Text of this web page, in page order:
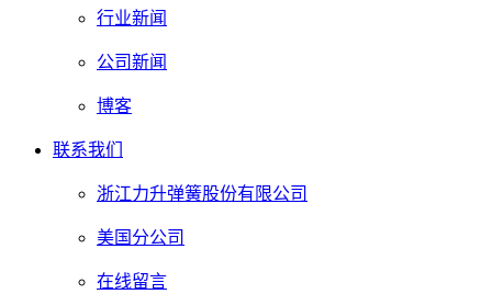
行业新闻
公司新闻
博客
联系我们
浙江力升弹簧股份有限公司
美国分公司
在线留言